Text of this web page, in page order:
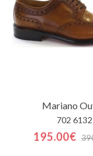
Mariano
702 6132
195.00€